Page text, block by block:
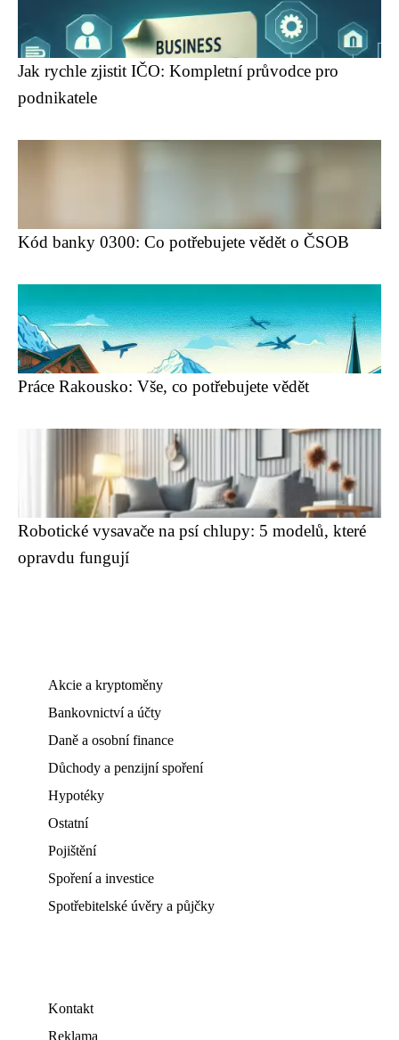
Jak rychle zjistit IČO: Kompletní průvodce pro
podnikatele
Kód banky 0300: Co potřebujete vědět o ČSOB
Práce Rakousko: Vše, co potřebujete vědět
Robotické vysavače na psí chlupy: 5 modelů, které
opravdu fungují
Akcie a kryptoměny
Bankovnictví a účty
Daně a osobní finance
Důchody a penzijní spoření
Hypotéky
Ostatní
Pojištění
Spoření a investice
Spotřebitelské úvěry a půjčky
Kontakt
Reklama